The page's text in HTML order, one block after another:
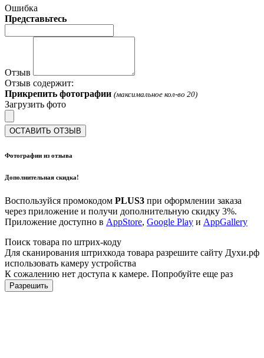
Ошибка
Представьтесь
Отзыв
Отзыв содержит:
Прикрепить фотографии (максимальное кол-во 20)
Загрузить фото
ОСТАВИТЬ ОТЗЫВ
Фотографии из отзыва
Дополнительная скидка!
Воспользуйся промокодом PLUS3 при оформлении заказа
через приложение и получи дополнительную скидку 3%.
Приложение доступно в AppStore, Google Play и AppGallery
Поиск товара по штрих-коду
Для сканирования штрихкода товара разрешите сайту Духи.рф
использовать камеру устройства
К сожалению нет доступа к камере. Попробуйте еще раз
Разрешить